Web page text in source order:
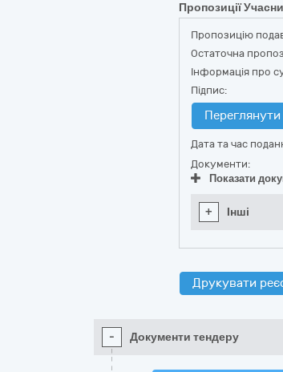
Пропозиції
Пропозицію
Остаточна
Інформація про
Підпис:
Дата та час
Документи:
Показати
+ Інші
Друкувати
- Документи тендеру